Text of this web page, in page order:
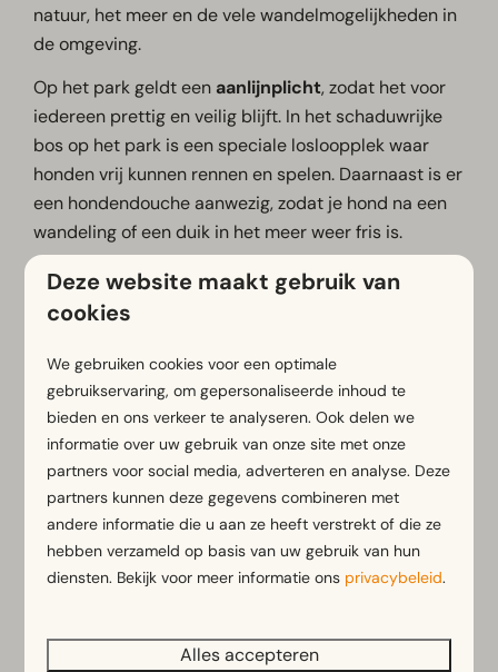
natuur, het meer en de vele wandelmogelijkheden in
de omgeving.
Op het park geldt een aanlijnplicht, zodat het voor
iedereen prettig en veilig blijft. In het schaduwrijke
bos op het park is een speciale losloopplek waar
honden vrij kunnen rennen en spelen. Daarnaast is er
een hondendouche aanwezig, zodat je hond na een
wandeling of een duik in het meer weer fris is.
De omgeving van Wörthersee is ideaal voor lange
wandelingen met je hond. Vanuit het park ontdek je
en langs het meer. Honden zijn bovendien welkom
aan het meer, zodat jullie samen optimaal van de
omgeving kunnen genieten.
Goed om te weten:
In een aantal accommodaties zijn huisdieren
toegestaan
Op het park geldt een aanlijnplicht
Er is een losloopplek in het bos op het park
Honden zijn welkom aan het meer
Deze website maakt gebruik van
cookies
We gebruiken cookies voor een optimale
gebruikservaring, om gepersonaliseerde inhoud te
bieden en ons verkeer te analyseren. Ook delen we
informatie over uw gebruik van onze site met onze
partners voor social media, adverteren en analyse. Deze
partners kunnen deze gegevens combineren met
andere informatie die u aan ze heeft verstrekt of die ze
hebben verzameld op basis van uw gebruik van hun
diensten. Bekijk voor meer informatie ons privacybeleid.
Alles accepteren